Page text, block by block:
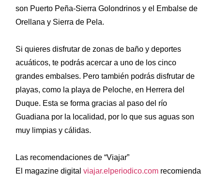
son Puerto Peña-Sierra Golondrinos y el Embalse de
Orellana y Sierra de Pela.
Si quieres disfrutar de zonas de baño y deportes
acuáticos, te podrás acercar a uno de los cinco
grandes embalses. Pero también podrás disfrutar de
playas, como la playa de Peloche, en Herrera del
Duque. Esta se forma gracias al paso del río
Guadiana por la localidad, por lo que sus aguas son
muy limpias y cálidas.
Las recomendaciones de “Viajar”
El magazine digitalviajar.elperiodico.com recomienda